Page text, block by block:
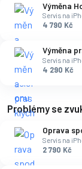
Výměna
Servis na
4 790 Kč
Výměna
Servis na
4 290 Kč
Problémy se
Oprava
Servis na
2 790 Kč